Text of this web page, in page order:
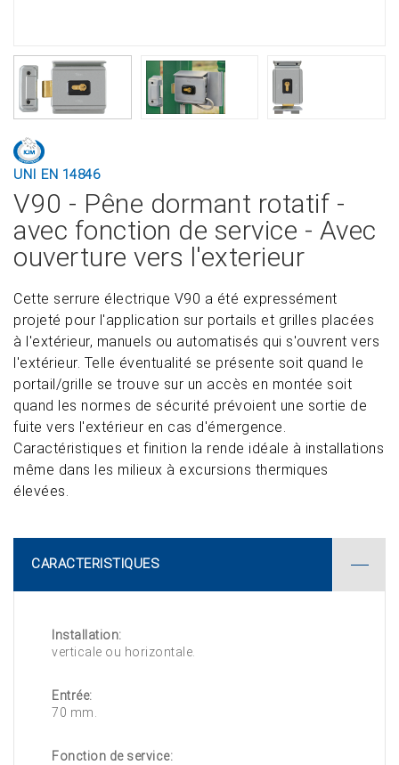
UNI EN 14846
V90 - Pêne dormant rotatif -
avec fonction de service - Avec
ouverture vers l'exterieur
Cette serrure électrique V90 a été expressément
projeté pour l'application sur portails et grilles placées
à l'extérieur, manuels ou automatisés qui s'ouvrent vers
l'extérieur. Telle éventualité se présente soit quand le
portail/grille se trouve sur un accès en montée soit
quand les normes de sécurité prévoient une sortie de
fuite vers l'extérieur en cas d'émergence.
Caractéristiques et finition la rende idéale à installations
même dans les milieux à excursions thermiques
élevées.
CARACTERISTIQUES
Installation:
verticale ou horizontale.
Entrée:
70 mm.
Fonction de service: